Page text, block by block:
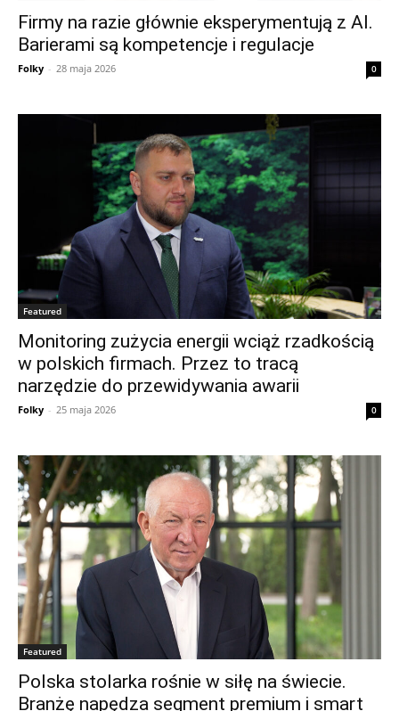
Firmy na razie głównie eksperymentują z AI.
Barierami są kompetencje i regulacje
Folky - 28 maja 2026 0
Featured
Monitoring zużycia energii wciąż rzadkością
w polskich firmach. Przez to tracą
narzędzie do przewidywania awarii
Folky - 25 maja 2026 0
Featured
Polska stolarka rośnie w siłę na świecie.
Branżę napędza segment premium i smart